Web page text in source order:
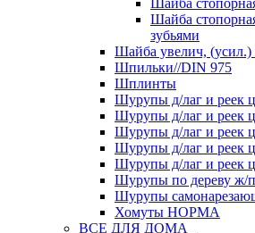
Шайба
Шайба
зубьями
Шайба увелич,
Шпильки//DIN 975
Шплинты
Шурупы д/лаг и реек
Шурупы д/лаг и реек
Шурупы д/лаг и реек
Шурупы д/лаг и реек
Шурупы д/лаг и реек
Шурупы по дереву ж/п
Шурупы
Хомуты НОРМА
ВСЕ ДЛЯ ДОМА